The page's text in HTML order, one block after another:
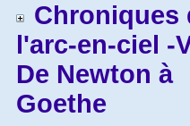
Chroniques
l'arc-en-ciel -
De Newton à
Goethe